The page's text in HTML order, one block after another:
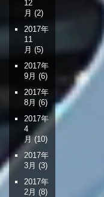
12
月 (2)
2017年
11
月 (5)
2017年
9月 (6)
2017年
8月 (6)
2017年
4
月 (10)
2017年
3月 (3)
2017年
2月 (8)